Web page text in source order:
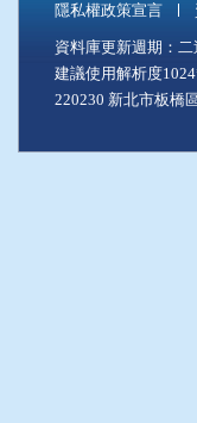
隱私權政策宣言
資料庫更新週期：
建議使用解析度
220230 新北市板橋